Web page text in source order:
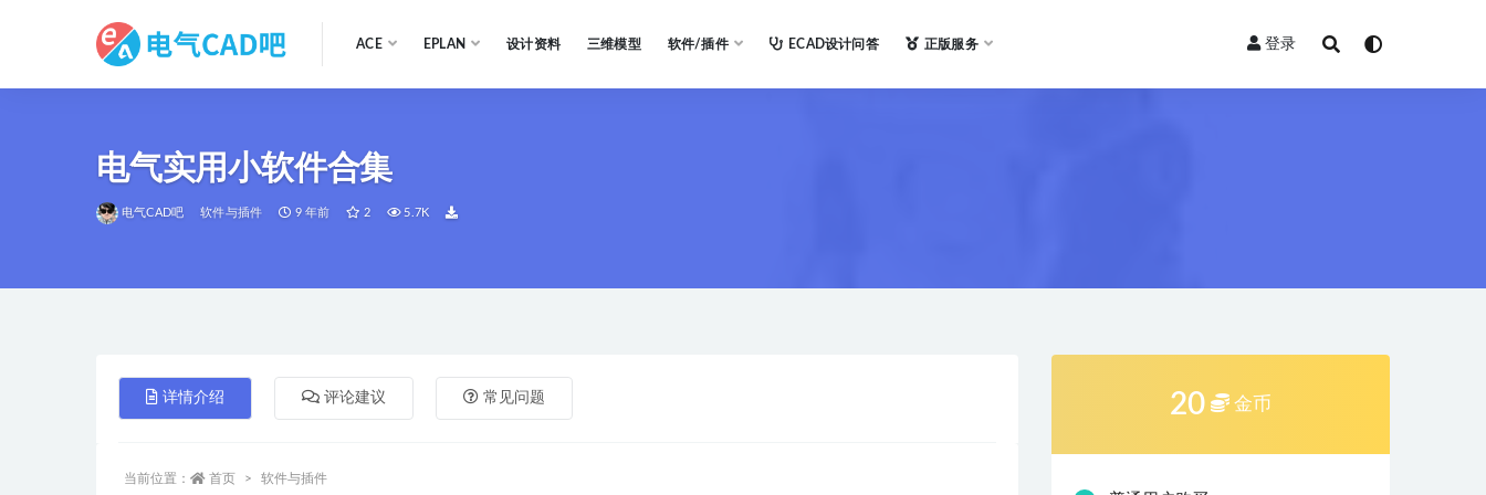
ACE EPLAN 设计资料 三维模型 软件/插件 ECAD设计问答 正版服务 登录
电气实用小软件合集
电气CAD吧 软件与插件 9 年前 2 5.7K
详情介绍 评论建议 常见问题
当前位置： 首页 软件与插件
20 金币